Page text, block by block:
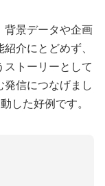
背景データや企画
介にとどめず、
ストーリーとして
発信につなげまし
した好例です。